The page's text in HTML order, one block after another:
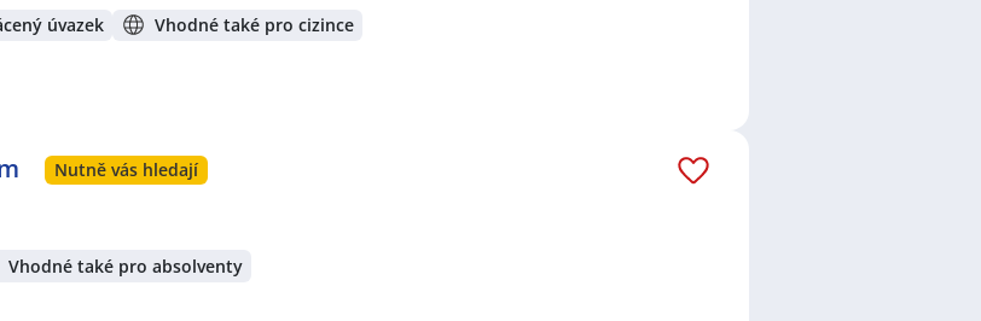
úvazek Vhodné také pro cizince
Nutně vás hledají
Vhodné také pro absolventy